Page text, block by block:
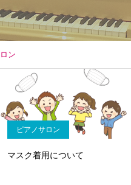
ン
ピアノサロン
マスク着用について